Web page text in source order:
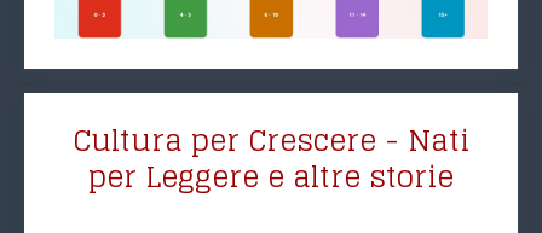
Cultura per Crescere - Nati
per Leggere e altre storie